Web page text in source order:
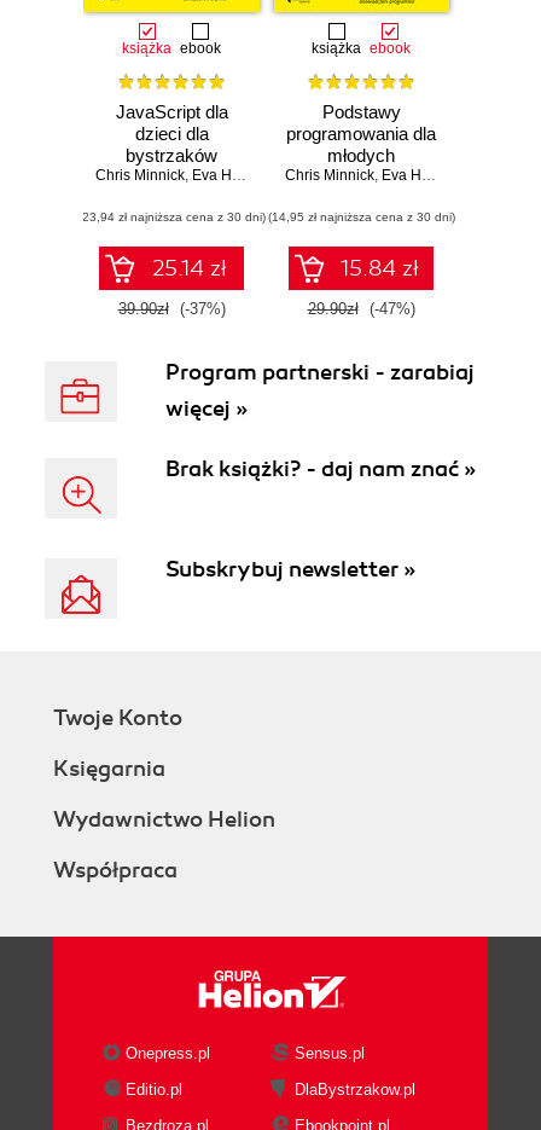
książka ebook
JavaScript dla
dzieci dla
bystrzaków
Chris Minnick, Eva Holland
(23,94 zł najniższa cena z 30 dni)
25.14 zł
39.90zł (-37%)
książka ebook
Podstawy
programowania dla
młodych
bystrzaków
Chris Minnick, Eva Holland
(14,95 zł najniższa cena z 30 dni)
15.84 zł
29.90zł (-47%)
Program partnerski - zarabiaj
więcej »
Brak książki? - daj nam znać »
Subskrybuj newsletter »
Twoje Konto
Księgarnia
Wydawnictwo Helion
Współpraca
Onepress.pl
Sensus.pl
Editio.pl
DlaBystrzakow.pl
Bezdroza.pl
Ebookpoint.pl